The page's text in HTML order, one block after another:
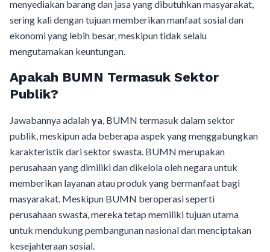
menyediakan barang dan jasa yang dibutuhkan masyarakat,
sering kali dengan tujuan memberikan manfaat sosial dan
ekonomi yang lebih besar, meskipun tidak selalu
mengutamakan keuntungan.
Apakah BUMN Termasuk Sektor
Publik?
Jawabannya adalahya, BUMN termasuk dalam sektor
publik, meskipun ada beberapa aspek yang menggabungkan
karakteristik dari sektor swasta. BUMN merupakan
perusahaan yang dimiliki dan dikelola oleh negara untuk
memberikan layanan atau produk yang bermanfaat bagi
masyarakat. Meskipun BUMN beroperasi seperti
perusahaan swasta, mereka tetap memiliki tujuan utama
untuk mendukung pembangunan nasional dan menciptakan
kesejahteraan sosial.